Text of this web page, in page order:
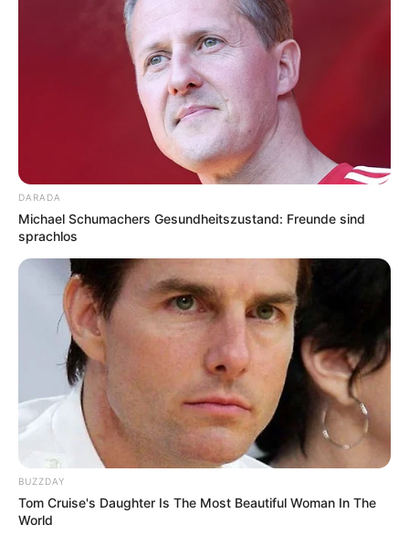
DARADA
Michael Schumachers Gesundheitszustand: Freunde sind
sprachlos
BUZZDAY
Tom Cruise's Daughter Is The Most Beautiful Woman In The
World